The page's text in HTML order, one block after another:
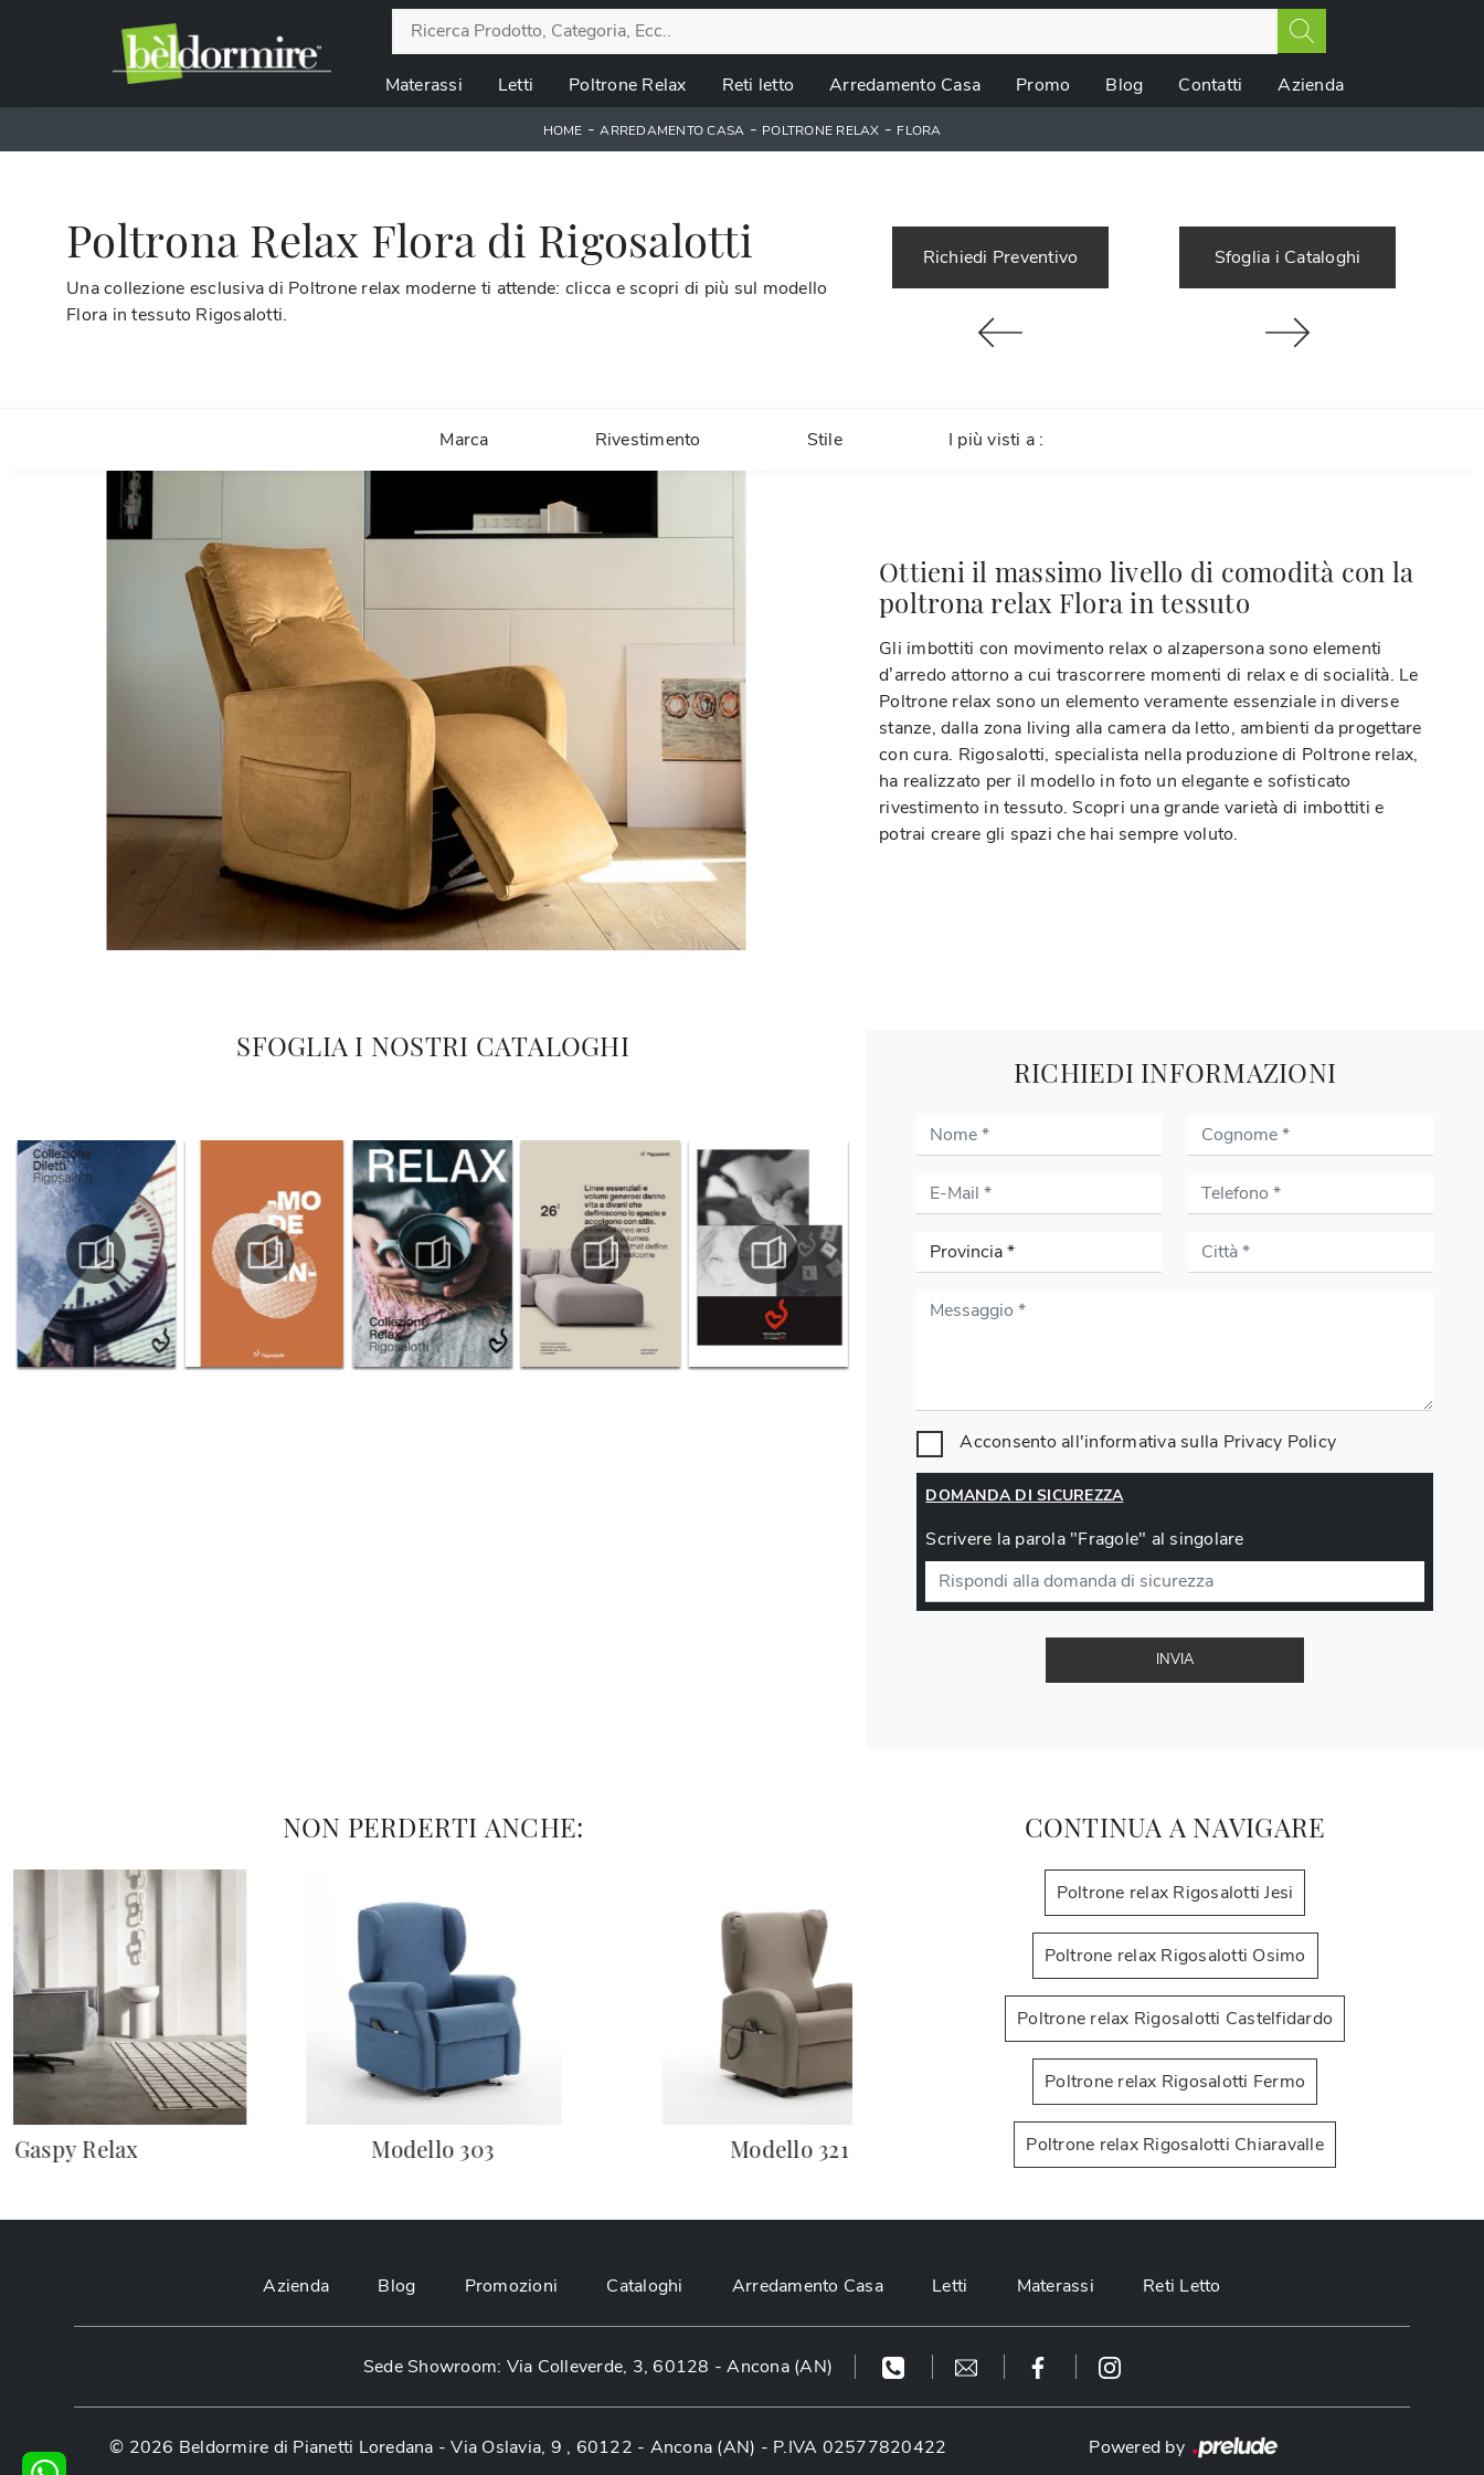
Materassi Letti Poltrone Relax Reti letto Arredamento Casa Promo Blog Contatti Azienda
HOME -ARREDAMENTO CASA - POLTRONE RELAX - FLORA
Poltrona Relax Flora di Rigosalotti
Una collezione esclusiva di Poltrone relax moderne ti attende: clicca e scopri di più sul modello
Flora in tessuto Rigosalotti.
Richiedi Preventivo Sfoglia i Cataloghi
Marca Rivestimento Stile I più visti a :
Ottieni il massimo livello di comodità con la
poltrona relax Flora in tessuto
Gli imbottiti con movimento relax o alzapersona sono elementi
d’arredo attorno a cui trascorrere momenti di relax e di socialità. Le
Poltrone relax sono un elemento veramente essenziale in diverse
stanze, dalla zona living alla camera da letto, ambienti da progettare
con cura. Rigosalotti, specialista nella produzione di Poltrone relax,
ha realizzato per il modello in foto un elegante e sofisticato
rivestimento in tessuto. Scopri una grande varietà di imbottiti e
potrai creare gli spazi che hai sempre voluto.
SFOGLIA I NOSTRI CATALOGHI
RICHIEDI INFORMAZIONI
Acconsento all'informativa sulla Privacy Policy
DOMANDA DI SICUREZZA
Scrivere la parola "Fragole" al singolare
INVIA
NON PERDERTI ANCHE:
Gaspy Relax Modello 303 Modello 321 Stylo
CONTINUA A NAVIGARE
Poltrone relax Rigosalotti Jesi
Poltrone relax Rigosalotti Osimo
Poltrone relax Rigosalotti Castelfidardo
Poltrone relax Rigosalotti Fermo
Poltrone relax Rigosalotti Chiaravalle
Azienda Blog Promozioni Cataloghi Arredamento Casa Letti Materassi Reti Letto
Sede Showroom: Via Colleverde, 3, 60128 - Ancona (AN)
© 2026 Beldormire di Pianetti Loredana -Via Oslavia, 9 , 60122 - Ancona (AN) - P.IVA 02577820422 Powered by